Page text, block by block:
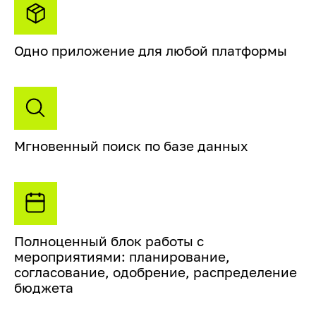
Одно приложение для любой платформы
Мгновенный поиск по базе данных
Полноценный блок работы с
мероприятиями: планирование,
согласование, одобрение, распределение
бюджета